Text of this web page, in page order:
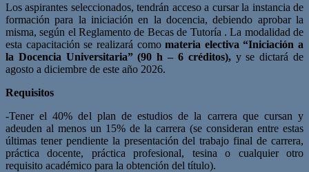
Los aspirantes seleccionados, tendrán acceso a cursar la instancia de
formación para la iniciación en la docencia, debiendo aprobar la
misma, según el Reglamento de Becas de Tutoría . La modalidad de
esta capacitación se realizará comomateria electiva “Iniciación a
la Docencia Universitaria” (90 h – 6 créditos),y se dictará de
agosto a diciembre de este año 2026.
Requisitos
-Tener el 40% del plan de estudios de la carrera que cursan y
adeuden al menos un 15% de la carrera (se consideran entre estas
últimas tener pendiente la presentación del trabajo final de carrera,
práctica docente, práctica profesional, tesina o cualquier otro
requisito académico para la obtención del título).